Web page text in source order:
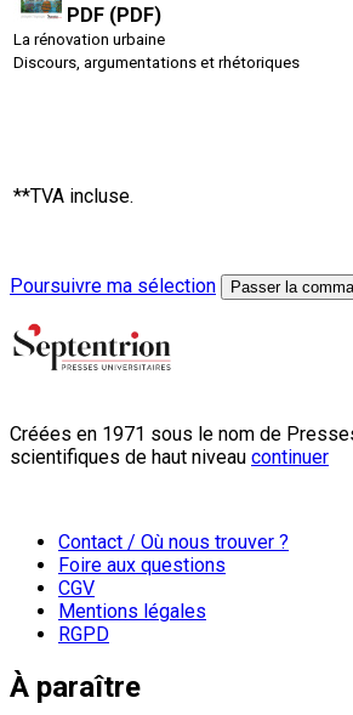
PDF (PDF)
La rénovation urbaine
Discours, argumentations et rhétoriques
**TVA incluse.
Poursuivre ma sélection
Passer la
Créées en 1971 sous le nom de
scientifiques de haut niveau continuer
Contact / Où nous trouver ?
Foire aux questions
CGV
Mentions légales
RGPD
À paraître